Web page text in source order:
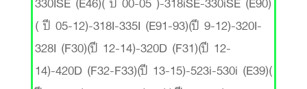
( ปี 05-12)-318I-335I (E91-93)(ปี 9-12)-320I-
328I (F30)(ปี 12-14)-320D (F31)(ปี 12-
14)-420D (F32-F33)(ปี 13-15)-523i-530i (E39)(